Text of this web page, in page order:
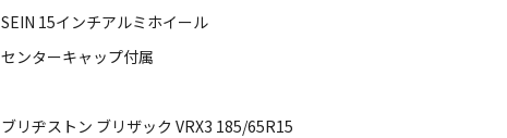
SEIN 15インチアルミホイール
センターキャップ付属
ブリヂストン ブリザック VRX3 185/65R15